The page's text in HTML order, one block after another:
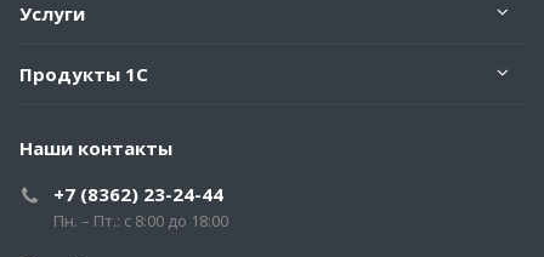
Услуги
Продукты 1С
Наши контакты
+7 (8362) 23-24-44
Пн. – Пт.: с 8:00 до 18:00